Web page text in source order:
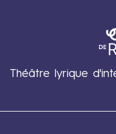
Théâtre lyrique